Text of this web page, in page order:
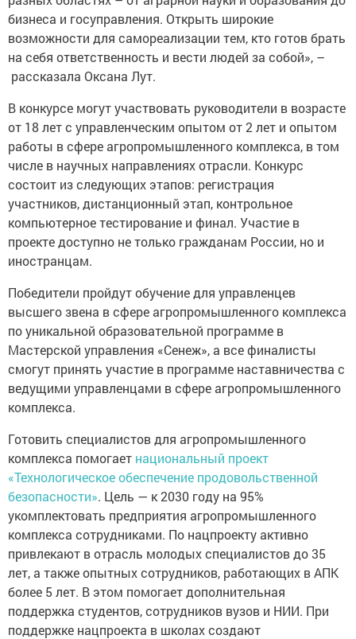
бизнеса и госуправления. Открыть широкие
возможности для самореализации тем, кто готов брать
на себя ответственность и вести людей за собой», –
рассказала Оксана Лут.
В конкурсе могут участвовать руководители в возрасте
от 18 лет с управленческим опытом от 2 лет и опытом
работы в сфере агропромышленного комплекса, в том
числе в научных направлениях отрасли. Конкурс
состоит из следующих этапов: регистрация
участников, дистанционный этап, контрольное
компьютерное тестирование и финал. Участие в
проекте доступно не только гражданам России, но и
иностранцам.
Победители пройдут обучение для управленцев
высшего звена в сфере агропромышленного комплекса
по уникальной образовательной программе в
Мастерской управления «Сенеж», а все финалисты
смогут принять участие в программе наставничества с
ведущими управленцами в сфере агропромышленного
комплекса.
Готовить специалистов для агропромышленного
комплекса помогает национальный проект
«Технологическое обеспечение продовольственной
безопасности». Цель — к 2030 году на 95%
укомплектовать предприятия агропромышленного
комплекса сотрудниками. По нацпроекту активно
привлекают в отрасль молодых специалистов до 35
лет, а также опытных сотрудников, работающих в АПК
более 5 лет. В этом помогает дополнительная
поддержка студентов, сотрудников вузов и НИИ. При
поддержке нацпроекта в школах создают